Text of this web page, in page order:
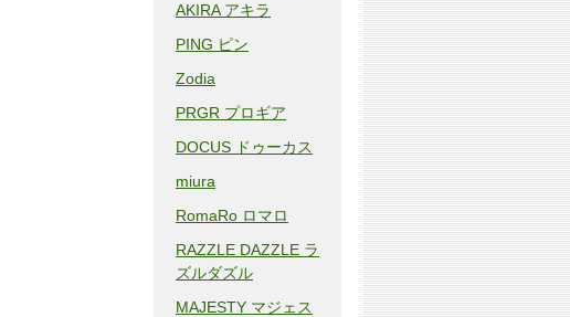
AKIRA アキラ
PING ピン
Zodia
PRGR プロギア
DOCUS ドゥーカス
miura
RomaRo ロマロ
RAZZLE DAZZLE ラ
ズルダズル
MAJESTY マジェス